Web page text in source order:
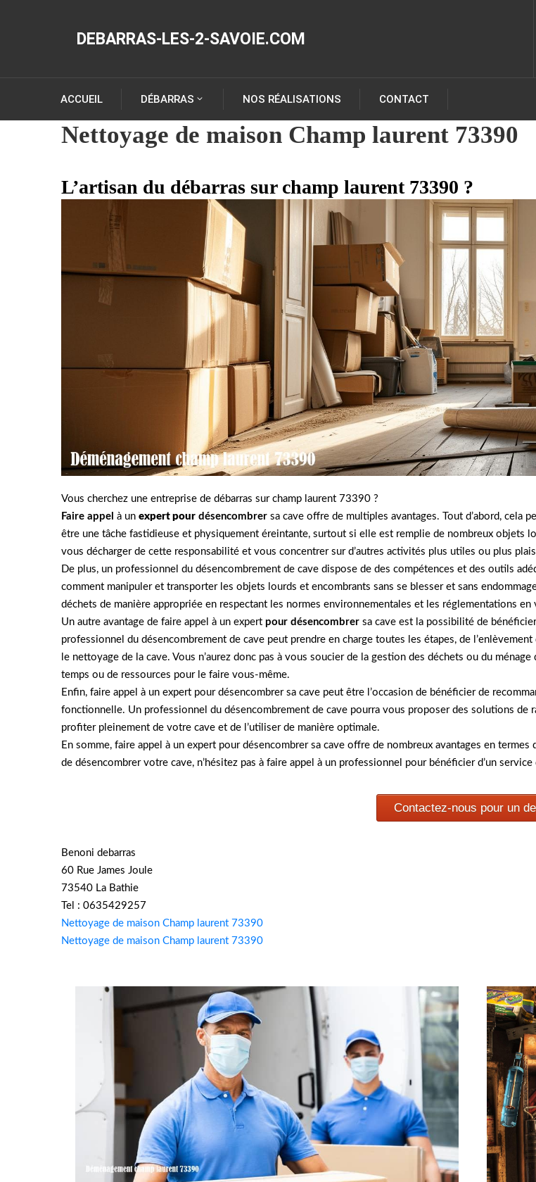
DEBARRAS-LES-2-SAVOIE.COM
ACCUEIL DÉBARRAS NOS RÉALISATIONS CONTACT
Nettoyage de maison Champ laurent 73390
L’artisan du débarras sur champ laurent 73390 ?
Vous cherchez une entreprise de débarras sur champ laurent 73390 ?
Faire appel à un expert pour désencombrer sa cave offre de multiples avantages. Tout d’abord, cela
être une tâche fastidieuse et physiquement éreintante, surtout si elle est remplie de nombreux objets
vous décharger de cette responsabilité et vous concentrer sur d’autres activités plus utiles ou plus
De plus, un professionnel du désencombrement de cave dispose de des compétences et des outils
comment manipuler et transporter les objets lourds et encombrants sans se blesser et sans
déchets de manière appropriée en respectant les normes environnementales et les réglementations en
Un autre avantage de faire appel à un expert pour désencombrer sa cave est la possibilité de
professionnel du désencombrement de cave peut prendre en charge toutes les étapes, de
le nettoyage de la cave. Vous n’aurez donc pas à vous soucier de la gestion des déchets ou du
temps ou de ressources pour le faire vous-même.
Enfin, faire appel à un expert pour désencombrer sa cave peut être l’occasion de bénéficier de
fonctionnelle. Un professionnel du désencombrement de cave pourra vous proposer des solutions de
profiter pleinement de votre cave et de l’utiliser de manière optimale.
En somme, faire appel à un expert pour désencombrer sa cave offre de nombreux avantages en
de désencombrer votre cave, n’hésitez pas à faire appel à un professionnel pour bénéficier d’un
Contactez-nous pour un
Benoni debarras
60 Rue James Joule
73540 La Bathie
Tel : 0635429257
Nettoyage de maison Champ laurent 73390
Nettoyage de maison Champ laurent 73390